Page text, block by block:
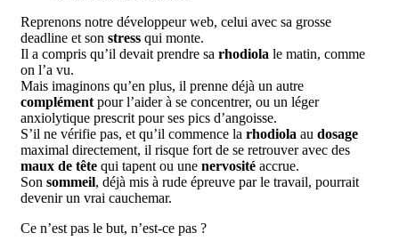
Reprenons notre développeur web, celui avec sa grosse
deadline et son stress qui monte.
Il a compris qu’il devait prendre sa rhodiola le matin, comme
on l’a vu.
Mais imaginons qu’en plus, il prenne déjà un autre
complément pour l’aider à se concentrer, ou un léger
anxiolytique prescrit pour ses pics d’angoisse.
S’il ne vérifie pas, et qu’il commence la rhodiola au dosage
maximal directement, il risque fort de se retrouver avec des
maux de tête qui tapent ou une nervosité accrue.
Son sommeil, déjà mis à rude épreuve par le travail, pourrait
devenir un vrai cauchemar.
Ce n’est pas le but, n’est-ce pas ?